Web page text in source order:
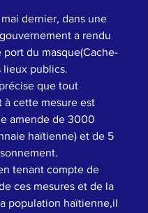
mai dernier, dans une
a rendu
du masque(Cache-
lieux publics.
que tout
à cette mesure est
amende de 3000
haïtienne) et de 5
tenant compte de
ces mesures et de la
population haïtienne,il